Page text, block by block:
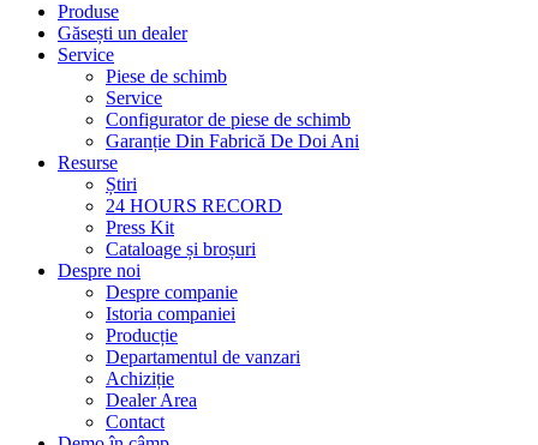
Produse
Găsești un dealer
Service
Piese de schimb
Service
Configurator de piese de schimb
Garanție Din Fabrică De Doi Ani
Resurse
Știri
24 HOURS RECORD
Press Kit
Cataloage și broșuri
Despre noi
Despre companie
Istoria companiei
Producție
Departamentul de vanzari
Achiziție
Dealer Area
Contact